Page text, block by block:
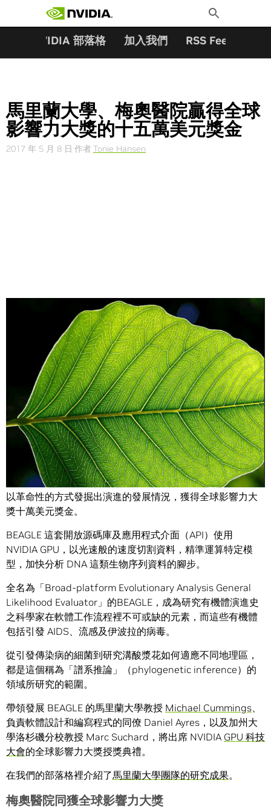
Toggle
Search
NVIDIA 部落格 加入我們 RSS Feeds
馬里蘭大學、梅奧醫院贏得全球
影響力大獎的十五萬美元獎金
2017 年 5 月 8 日 作者Tonie Hansen
NVIDIA 宣布馬里蘭大學與梅奧醫院以其開創性的研究，解決
社會、人道與環境問題，同獲全球影響力大獎的15萬美元獎
馬里蘭大學高級計算機研究所的研究團隊創造出 BEAGLE，
以革命性的方式發掘出演進的發展情況，獲得全球影響力大
獎十萬美元獎金。
BEAGLE 這套開放源碼庫及應用程式介面（API）使用
NVIDIA GPU，以光速般的速度切割資料，精準運算特定模
型，加快分析 DNA 這類生物序列資料的腳步。
全名為「Broad-platform Evolutionary Analysis General
Likelihood Evaluator」的BEAGLE，成為研究有機體演進史
之科學家在軟體工作流程裡不可或缺的元素，而這些有機體
包括引發 AIDS、流感及伊波拉的病毒。
從引發傳染病的細菌到研究溝酸漿花如何適應不同地理區，
都是這個稱為「譜系推論」（phylogenetic inference）的
領域所研究的範圍。
帶領發展 BEAGLE 的馬里蘭大學教授 Michael Cummings、
負責軟體設計和編寫程式的同僚 Daniel Ayres，以及加州大
學洛杉磯分校教授 Marc Suchard，將出席 NVIDIA GPU 科技
大會的全球影響力大獎授獎典禮。
在我們的部落格裡介紹了馬里蘭大學團隊的研究成果。
梅奧醫院同獲全球影響力大獎